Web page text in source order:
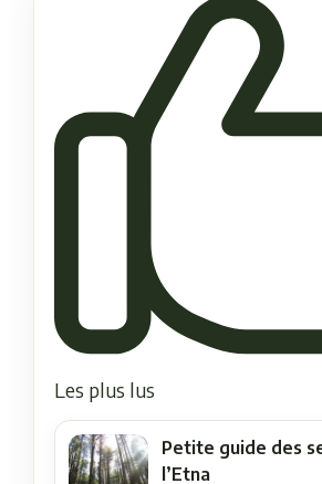
Les plus lus
Petite guide des
l’Etna